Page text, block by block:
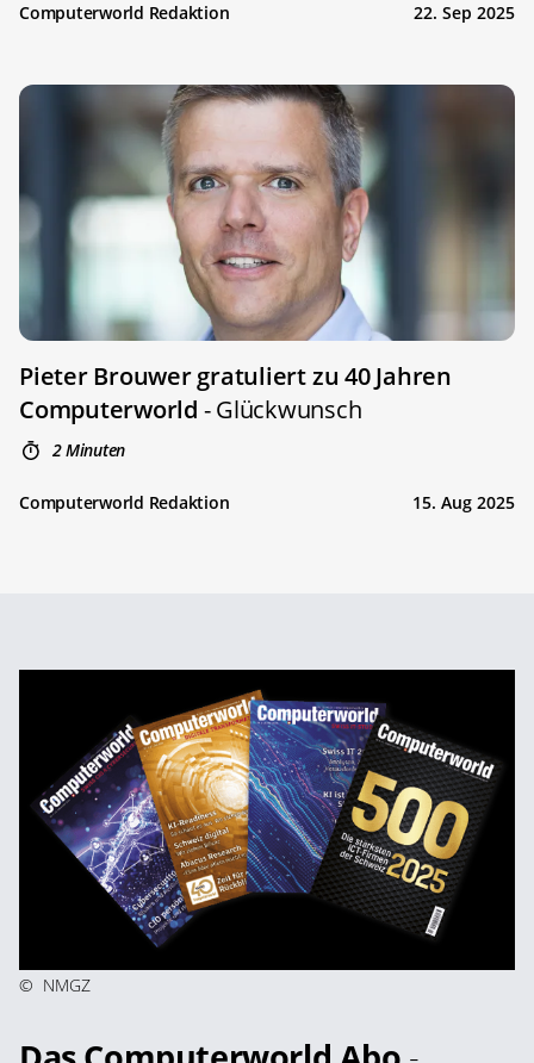
Computerworld Redaktion 22. Sep 2025
Pieter Brouwer gratuliert zu 40 Jahren
Computerworld - Glückwunsch
2 Minuten
Computerworld Redaktion 15. Aug 2025
© NMGZ